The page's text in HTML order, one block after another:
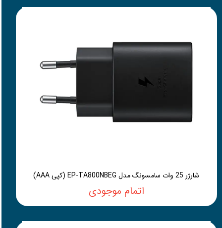
شارژر 25 وات سامسونگ مدل EP-TA800NBEG (کپی AAA)
اتمام موجودی